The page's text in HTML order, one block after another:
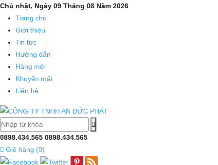
Mạch
khiển
led
full,
module
P10
loại
tốt,
giá
rẻ,
Chủ nhật, Ngày 09 Tháng 08 Năm 2026
Trang chủ
Giới thiệu
Tin tức
Hướng dẫn
Hàng mới
Khuyến mãi
Liên hệ
0898.434.565 0898.434.565
Giỏ hàng (0)